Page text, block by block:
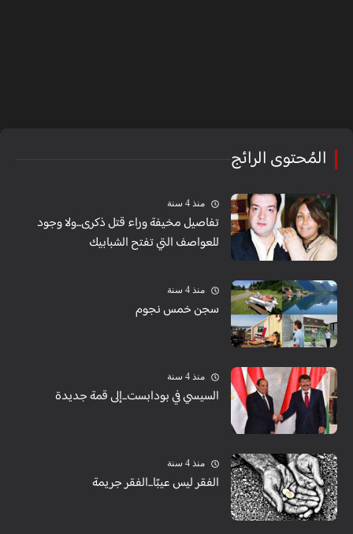
المُحتوى الرائج
منذ 4 سنة
تفاصيل مخيفة وراء قتل ذكرى...ولا وجود
للعواصف التي تفتح الشبابيك
منذ 4 سنة
سجن خمس نجوم
منذ 4 سنة
السيسي في بودابست...إلى قمة جديدة
منذ 4 سنة
الفقر ليس عيبًا...الفقر جريمة